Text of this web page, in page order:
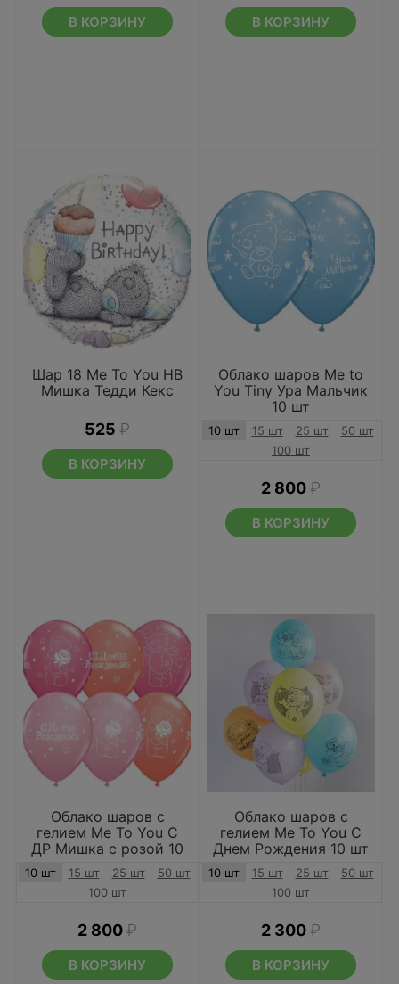
В КОРЗИНУ В КОРЗИНУ
Шар 18 Me To You HB
Мишка Тедди Кекс
525 ₽
В КОРЗИНУ
Облако шаров Me to
You Tiny Ура Мальчик
10 шт
10 шт 15 шт 25 шт
50 шт
100 шт
2 800 ₽
В КОРЗИНУ
Облако шаров с
гелием Me To You С
ДР Мишка с розой 10
шт
10 шт 15 шт 25 шт
50 шт
100 шт
2 800 ₽
В КОРЗИНУ
Облако шаров с
гелием Me To You С
Днем Рождения 10 шт
10 шт 15 шт 25 шт
50 шт
100 шт
2 300 ₽
В КОРЗИНУ